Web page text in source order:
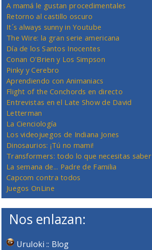
A mamá le gustan procedimentales
Retorno al castillo oscuro
It´s always sunny in Youtube
The Wire: la gran serie americana
Día de los Santos Inocentes
Conan O'Brien y Los Simpson
Pinky y Cerebro
Aprendiendo con Animaniacs
Flight of the Conchords en directo
Entrevistas en el Late Show de David
Letterman
La Cienciología
Los videojuegos de Indiana Jones
Dinosaurios: ¡Tú no mami!
Transformers: todo lo que necesitas saber
La semana de... Padre de Familia
Capcom contra todos
Juegos OnLine
Nos enlazan:
Uruloki :: Blog